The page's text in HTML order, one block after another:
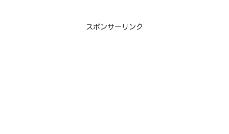
スポンサーリンク